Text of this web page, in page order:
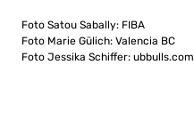
Foto Satou Sabally: FIBA
Foto Marie Gülich: Valencia BC
Foto Jessika Schiffer: ubbulls.com